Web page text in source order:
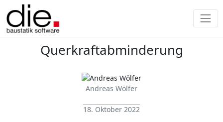
Querkraftabminderung
Andreas Wölfer
18. Oktober 2022